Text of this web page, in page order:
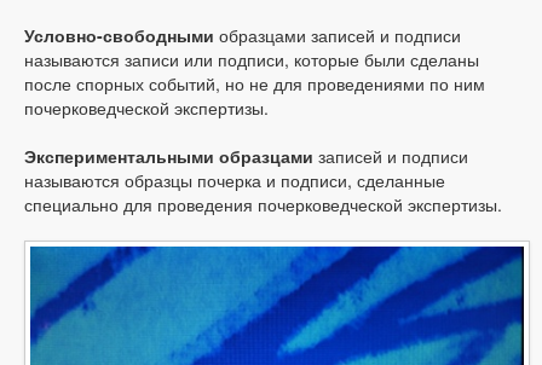
Условно-свободными образцами записей и подписи
называются записи или подписи, которые были сделаны
после спорных событий, но не для проведениями по ним
почерковедческой экспертизы.
Экспериментальными образцами записей и подписи
называются образцы почерка и подписи, сделанные
специально для проведения почерковедческой экспертизы.